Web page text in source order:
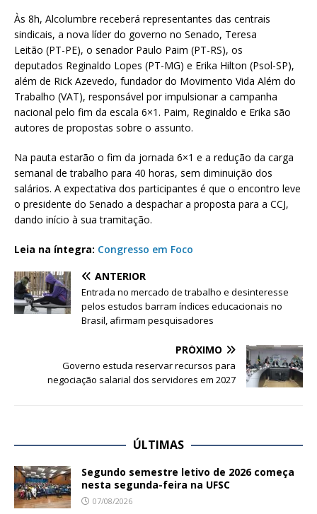
Às 8h, Alcolumbre receberá representantes das centrais
sindicais, a nova líder do governo no Senado, Teresa
Leitão (PT-PE), o senador Paulo Paim (PT-RS), os
deputados Reginaldo Lopes (PT-MG) e Erika Hilton (Psol-SP),
além de Rick Azevedo, fundador do Movimento Vida Além do
Trabalho (VAT), responsável por impulsionar a campanha
nacional pelo fim da escala 6×1. Paim, Reginaldo e Erika são
autores de propostas sobre o assunto.
Na pauta estarão o fim da jornada 6×1 e a redução da carga
semanal de trabalho para 40 horas, sem diminuição dos
salários. A expectativa dos participantes é que o encontro leve
o presidente do Senado a despachar a proposta para a CCJ,
dando início à sua tramitação.
Leia na íntegra: Congresso em Foco
ANTERIOR
Entrada no mercado de trabalho e desinteresse
pelos estudos barram índices educacionais no
Brasil, afirmam pesquisadores
PRÓXIMO
Governo estuda reservar recursos para
negociação salarial dos servidores em 2027
ÚLTIMAS
Segundo semestre letivo de 2026 começa
nesta segunda-feira na UFSC
07/08/2026